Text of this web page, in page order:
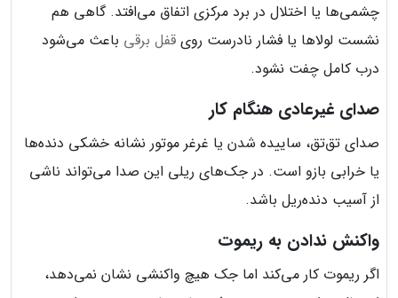
چشمی‌ها یا اختلال در برد مرکزی اتفاق می‌افتد. گاهی هم
نشست لولاها یا فشار نادرست روی قفل برقی باعث می‌شود
درب کامل چفت نشود.
صدای غیرعادی هنگام کار
صدای تق‌تق، ساییده شدن یا غرغر موتور نشانه خشکی دنده‌ها
یا خرابی بازو است. در جک‌های ریلی این صدا می‌تواند ناشی
از آسیب دنده‌ریل باشد.
واکنش ندادن به ریموت
اگر ریموت کار می‌کند اما جک هیچ واکنشی نشان نمی‌دهد،